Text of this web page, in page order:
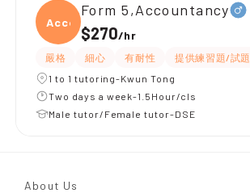
Accou
Form 5,Accountancy
$270/hr
嚴格 細心 有耐性 提供練習題/試題
1 to 1 tutoring-Kwun Tong
Two days a week-1.5Hour/cls
Male tutor/Female tutor-DSE
About Us